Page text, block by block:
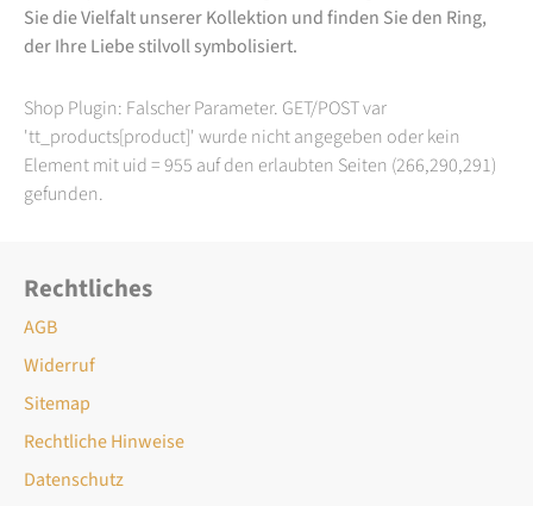
Sie die Vielfalt unserer Kollektion und finden Sie den Ring,
der Ihre Liebe stilvoll symbolisiert.
Shop Plugin: Falscher Parameter. GET/POST var
'tt_products[product]' wurde nicht angegeben oder kein
Element mit uid = 955 auf den erlaubten Seiten (266,290,291)
gefunden.
Rechtliches
AGB
Widerruf
Sitemap
Rechtliche Hinweise
Datenschutz